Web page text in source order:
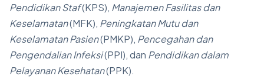
Pendidikan Staf(KPS), Manajemen Fasilitas dan
Keselamatan(MFK), Peningkatan Mutu dan
Keselamatan Pasien(PMKP), Pencegahan dan
Pengendalian Infeksi(PPI), dan Pendidikan dalam
Pelayanan Kesehatan(PPK).